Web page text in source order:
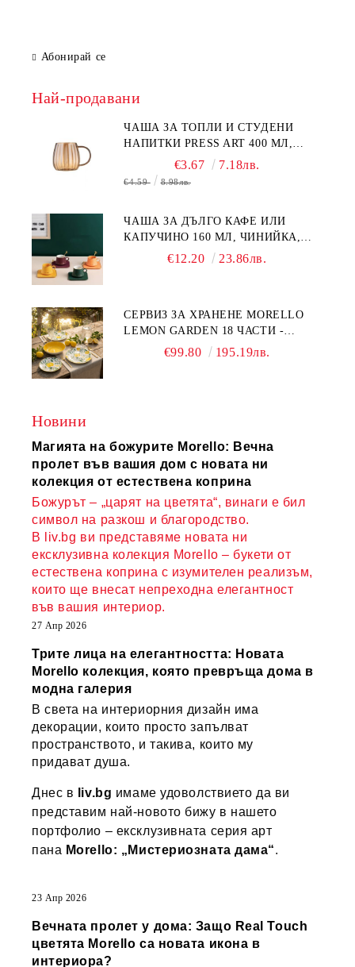
Абонирай се
Най-продавани
ЧАША ЗА ТОПЛИ И СТУДЕНИ
НАПИТКИ PRESS ART 400 МЛ,
БОРОСИЛИКАТНО СТЪКЛО
€3.67 7.18лв.
€4.59 8.98лв.
ЧАША ЗА ДЪЛГО КАФЕ ИЛИ
КАПУЧИНО 160 МЛ, ЧИНИЙКА,
ЛЪЖИЧКА GREEN, ORANGE LOVE
€12.20 23.86лв.
СЕРВИЗ ЗА ХРАНЕНЕ MORELLO
LEMON GARDEN 18 ЧАСТИ -
ПОРЦЕЛАН€99.80 195.19лв.
Новини
Магията на божурите Morello: Вечна
пролет във вашия дом с новата ни
колекция от естествена коприна
Божурът – „царят на цветята“, винаги е бил
символ на разкош и благородство.
В liv.bg ви представяме новата ни
ексклузивна колекция Morello – букети от
естествена коприна с изумителен реализъм,
които ще внесат непреходна елегантност
във вашия интериор.
27 Апр 2026
Трите лица на елегантността: Новата
Morello колекция, която превръща дома в
модна галерия
В света на интериорния дизайн има
декорации, които просто запълват
пространството, и такива, които му
придават душа.
Днес в liv.bg имаме удоволствието да ви
представим най-новото бижу в нашето
портфолио – ексклузивната серия арт
пана Morello: „Мистериозната дама“.
23 Апр 2026
Вечната пролет у дома: Защо Real Touch
цветята Morello са новата икона в
интериора?